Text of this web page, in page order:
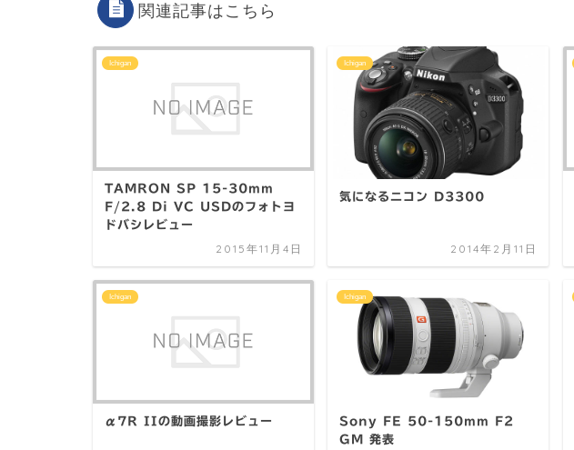
関連記事はこちら
Ichigan
TAMRON SP 15-30mm
F/2.8 Di VC USDのフォトヨ
ドバシレビュー
2015年11月4日
Ichigan
気になるニコン D3300
2014年2月11日
Ichigan
α7R IIの動画撮影レビュー
Ichigan
Sony FE 50-150mm F2
GM 発表